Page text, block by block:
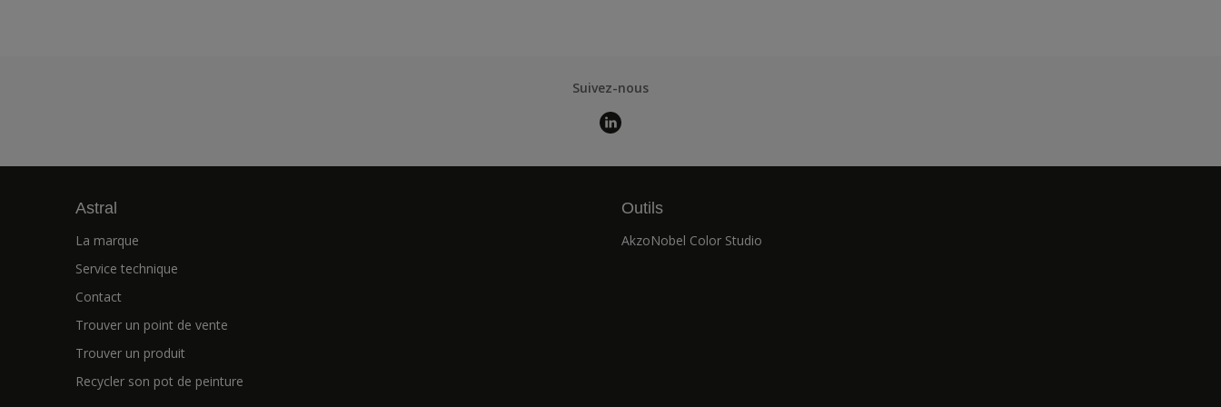
Suivez-nous
Astral
La marque
Service technique
Contact
Trouver un point de vente
Trouver un produit
Recycler son pot de peinture
Outils
AkzoNobel Color Studio